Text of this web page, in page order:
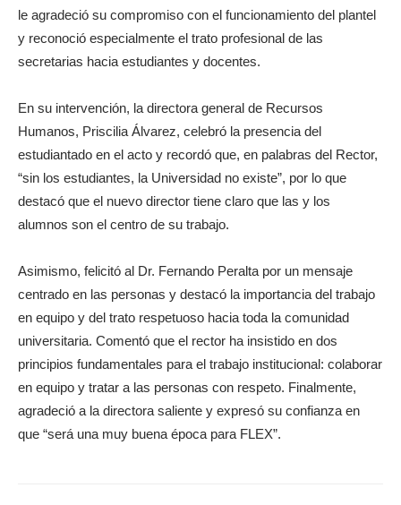
le agradeció su compromiso con el funcionamiento del plantel
y reconoció especialmente el trato profesional de las
secretarias hacia estudiantes y docentes.
En su intervención, la directora general de Recursos
Humanos, Priscilia Álvarez, celebró la presencia del
estudiantado en el acto y recordó que, en palabras del Rector,
“sin los estudiantes, la Universidad no existe”, por lo que
destacó que el nuevo director tiene claro que las y los
alumnos son el centro de su trabajo.
Asimismo, felicitó al Dr. Fernando Peralta por un mensaje
centrado en las personas y destacó la importancia del trabajo
en equipo y del trato respetuoso hacia toda la comunidad
universitaria. Comentó que el rector ha insistido en dos
principios fundamentales para el trabajo institucional: colaborar
en equipo y tratar a las personas con respeto. Finalmente,
agradeció a la directora saliente y expresó su confianza en
que “será una muy buena época para FLEX”.